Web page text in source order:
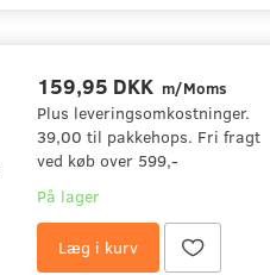
159,95 DKK m/Moms
Plus leveringsomkostninger.
39,00 til pakkehops. Fri fragt
ved køb over 599,-
På lager
Læg i kurv